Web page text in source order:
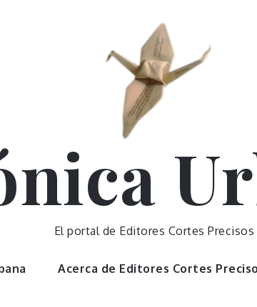
El portal de Editores Cortes Precisos
Acerca de Editores Cortes